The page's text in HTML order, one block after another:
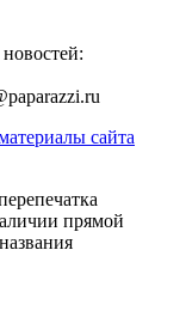
сайта
прямой